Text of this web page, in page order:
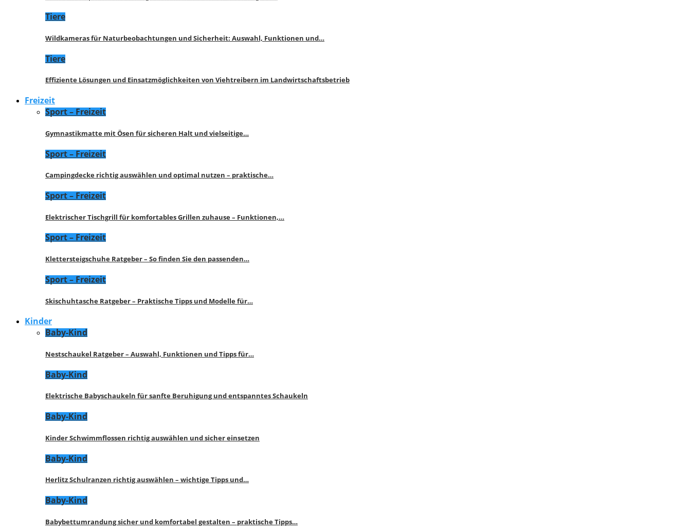
Tiere
Wildkameras für Naturbeobachtungen und Sicherheit: Auswahl, Funktionen und…
Tiere
Effiziente Lösungen und Einsatzmöglichkeiten von Viehtreibern im Landwirtschaftsbetrieb
Freizeit
Sport – Freizeit
Gymnastikmatte mit Ösen für sicheren Halt und vielseitige…
Sport – Freizeit
Campingdecke richtig auswählen und optimal nutzen – praktische…
Sport – Freizeit
Elektrischer Tischgrill für komfortables Grillen zuhause – Funktionen,…
Sport – Freizeit
Klettersteigschuhe Ratgeber – So finden Sie den passenden…
Sport – Freizeit
Skischuhtasche Ratgeber – Praktische Tipps und Modelle für…
Kinder
Baby-Kind
Nestschaukel Ratgeber – Auswahl, Funktionen und Tipps für…
Baby-Kind
Elektrische Babyschaukeln für sanfte Beruhigung und entspanntes Schaukeln
Baby-Kind
Kinder Schwimmflossen richtig auswählen und sicher einsetzen
Baby-Kind
Herlitz Schulranzen richtig auswählen – wichtige Tipps und…
Baby-Kind
Babybettumrandung sicher und komfortabel gestalten – praktische Tipps…